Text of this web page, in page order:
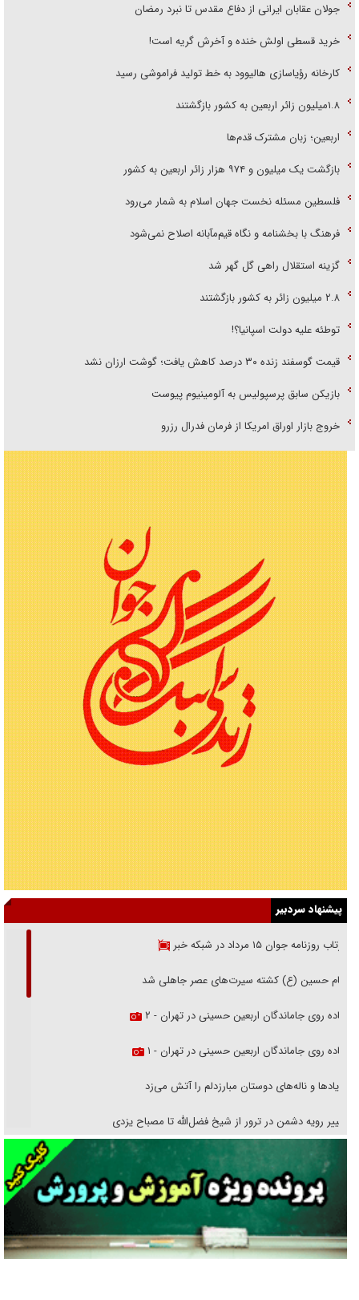
جولان عقابان ایرانی از دفاع مقدس تا نبرد رمضان
خرید قسطی اولش خنده و آخرش گریه است!
کارخانه رؤیاسازی هالیوود به خط تولید فراموشی رسید
۱.۸میلیون زائر اربعین به کشور بازگشتند
اربعین؛ زبان مشترک قدم‌ها
بازگشت یک میلیون و ۹۷۴ هزار زائر اربعین به کشور
فلسطین مسئله نخست جهان اسلام به شمار می‌رود
فرهنگ با بخشنامه و نگاه قیم‌مآبانه اصلاح نمی‌شود
گزینه استقلال راهی گل گهر شد
۲.۸ میلیون زائر به کشور بازگشتند
توطئه علیه دولت اسپانیا؟!
قیمت گوسفند زنده ۳۰ درصد کاهش یافت؛ گوشت ارزان نشد
بازیکن سابق پرسپولیس به آلومینیوم پیوست
خروج بازار اوراق امریکا از فرمان فدرال رزرو
پیشنهاد سردبیر
بازتاب روزنامه جوان ۱۵ مرداد در شبکه خبر
امام حسین (ع) کشته سیرت‌های عصر جاهلی شد
پیاده روی جاماندگان اربعین حسینی در تهران - ۲
پیاده روی جاماندگان اربعین حسینی در تهران - ۱
فریاد‌ها و ناله‌های دوستان مبارزدلم را آتش می‌زد
تغییر رویه دشمن در ترور از شیخ فضل‌الله تا مصباح یزدی
خرید قسطی اولش خنده و آخرش گریه است!
فوتبال و آن «بالا»!
راهبرد غافلگیری با نسل جدید پهپاد‌ها
جنجال پزشکان تقلبی در صنعت زیبایی